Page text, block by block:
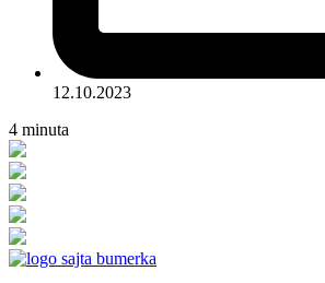
12.10.2023
4 minuta